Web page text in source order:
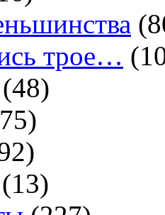
трое…
(48)
(13)